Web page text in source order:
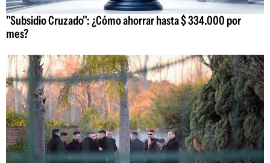
"Subsidio Cruzado": ¿Cómo ahorrar hasta $ 334.000 por
mes?